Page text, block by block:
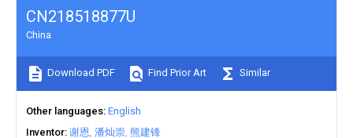
CN218518877U
China
Download PDF Find Prior Art Similar
Other languages English
Inventor 谢恩 潘灿崇 熊建锋